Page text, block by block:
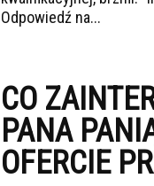
Odpowiedź na...
CO
PANA
OFERCIE